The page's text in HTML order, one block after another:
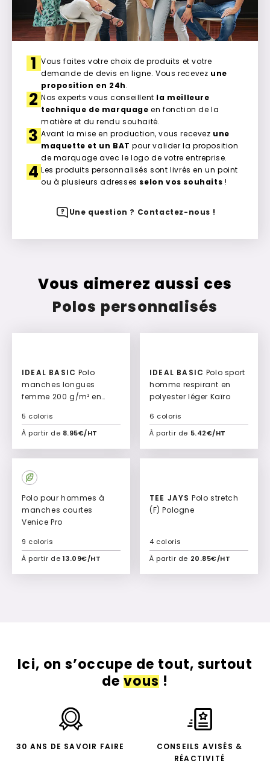
1 Vous faites votre choix de produits et votre
demande de devis en ligne. Vous recevez une
proposition en 24h.
2 Nos experts vous conseillent la meilleure
technique de marquage en fonction de la
matière et du rendu souhaité.
3 Avant la mise en production, vous recevez une
maquette et un BAT pour valider la proposition
de marquage avec le logo de votre entreprise.
4 Les produits personnalisés sont livrés en un point
ou à plusieurs adresses selon vos souhaits !
Une question ? Contactez-nous !
Vous aimerez aussi ces
Polos personnalisés
IDEAL BASIC
manches longues
femme 200 g/m² en
À partir de 8.95€/HT
5 coloris
Ajouter à mon devis
IDEAL BASIC
homme respirant en
polyester léger Kaïro
À partir de 5.42€/HT
6 coloris
Ajouter à mon devis
Polo pour hommes à
manches courtes
Venice Pro
À partir de 13.09€/HT
9 coloris
Ajouter à mon devis
TEE JAYS Polo stretch
(F) Pologne
À partir de 20.85€/HT
4 coloris
Ajouter à mon devis
Ici, on s’occupe de tout, surtout
devous!
30 ANS DE SAVOIR FAIRE
CONSEILS AVISÉS &
RÉACTIVITÉ